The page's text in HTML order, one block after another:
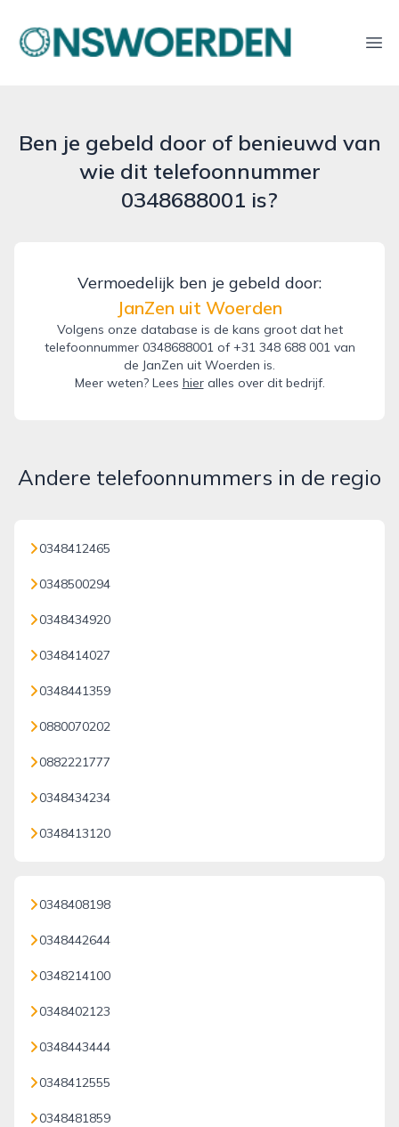
onswoerden.nl
Ben je gebeld door of benieuwd van
wie dit telefoonnummer
0348688001 is?
Vermoedelijk ben je gebeld door:
JanZen uit Woerden
Volgens onze database is de kans groot dat het
telefoonnummer 0348688001 of +31 348 688 001 van
de JanZen uit Woerden is.
Meer weten? Lees hieralles over dit bedrijf.
Andere telefoonnummers in de regio
0348412465
0348500294
0348434920
0348414027
0348441359
0880070202
0882221777
0348434234
0348413120
0348408198
0348442644
0348214100
0348402123
0348443444
0348412555
0348481859